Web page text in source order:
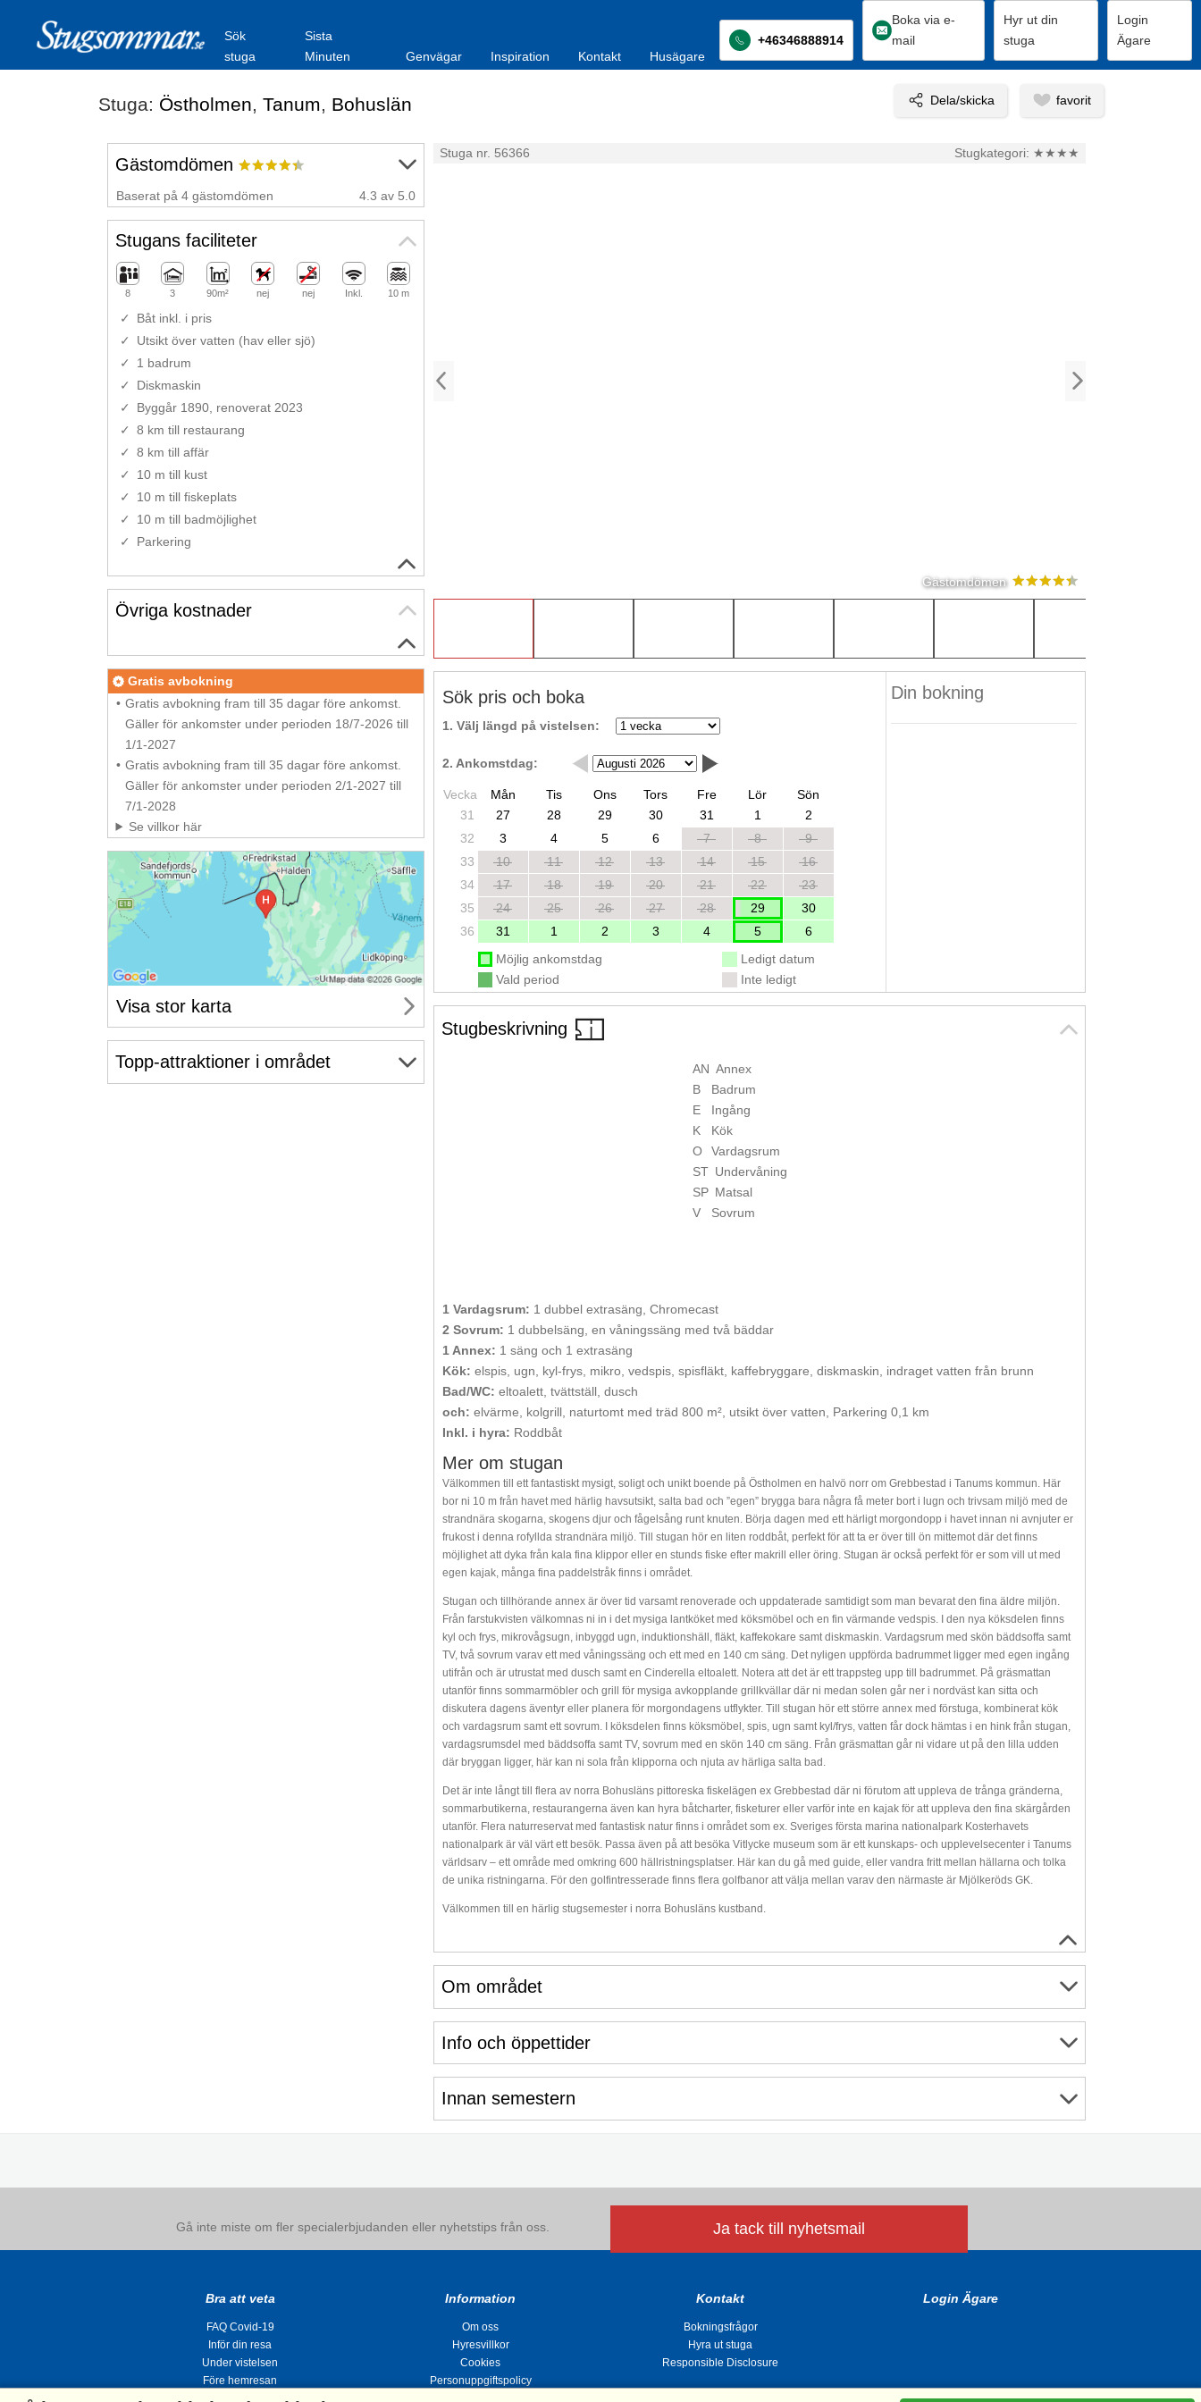
Sök
stuga
Sista
Minuten
Genvägar Inspiration Kontakt Husägare
+46346888914
Boka via e-
mail
Hyr ut din
stuga
Login
Ägare
Stuga: Östholmen, Tanum, Bohuslän
Stuga nr. 56366 Stugkategori: ★★★★
Gästomdömen
Sök pris och boka
1. Välj längd på vistelsen:
2. Ankomstdag:
Vecka Mån Tis Ons Tors Fre Lör
Sön
31
27 28 29 30 31 1
2
32
3 4 5 6 7 8
9
33
10 11 12 13 14 15
16
34
17 18 19 20 21 22
23
35
24 25 26 27 28 29
30
36
31 1 2 3 4 5
6
Möjlig ankomstdag
Vald period
Ledigt datum
Inte ledigt
Din bokning
Stugbeskrivning
AN Annex
B
Badrum
E
Ingång
K
Kök
O
Vardagsrum
ST Undervåning
SP Matsal
V
Sovrum
1 Vardagsrum: 1 dubbel extrasäng, Chromecast
2 Sovrum: 1 dubbelsäng, en våningssäng med två bäddar
1 Annex: 1 säng och 1 extrasäng
Kök: elspis, ugn, kyl-frys, mikro, vedspis, spisfläkt, kaffebryggare, diskmaskin, indraget vatten från brunn
Bad/WC: eltoalett, tvättställ, dusch
och: elvärme, kolgrill, naturtomt med träd 800 m², utsikt över vatten, Parkering 0,1 km
Inkl. i hyra: Roddbåt
Mer om stugan
Välkommen till ett fantastiskt mysigt, soligt och unikt boende på Östholmen en halvö norr om Grebbestad i Tanums kommun. Här
bor ni 10 m från havet med härlig havsutsikt, salta bad och ”egen” brygga bara några få meter bort i lugn och trivsam miljö med de
strandnära skogarna, skogens djur och fågelsång runt knuten. Börja dagen med ett härligt morgondopp i havet innan ni avnjuter er
frukost i denna rofyllda strandnära miljö. Till stugan hör en liten roddbåt, perfekt för att ta er över till ön mittemot där det finns
möjlighet att dyka från kala fina klippor eller en stunds fiske efter makrill eller öring. Stugan är också perfekt för er som vill ut med
egen kajak, många fina paddelstråk finns i området.
Stugan och tillhörande annex är över tid varsamt renoverade och uppdaterade samtidigt som man bevarat den fina äldre miljön.
Från farstukvisten välkomnas ni in i det mysiga lantköket med köksmöbel och en fin värmande vedspis. I den nya köksdelen finns
kyl och frys, mikrovågsugn, inbyggd ugn, induktionshäll, fläkt, kaffekokare samt diskmaskin. Vardagsrum med skön bäddsoffa samt
TV, två sovrum varav ett med våningssäng och ett med en 140 cm säng. Det nyligen uppförda badrummet ligger med egen ingång
utifrån och är utrustat med dusch samt en Cinderella eltoalett. Notera att det är ett trappsteg upp till badrummet. På gräsmattan
utanför finns sommarmöbler och grill för mysiga avkopplande grillkvällar där ni medan solen går ner i nordväst kan sitta och
diskutera dagens äventyr eller planera för morgondagens utflykter. Till stugan hör ett större annex med förstuga, kombinerat kök
och vardagsrum samt ett sovrum. I köksdelen finns köksmöbel, spis, ugn samt kyl/frys, vatten får dock hämtas i en hink från stugan,
vardagsrumsdel med bäddsoffa samt TV, sovrum med en skön 140 cm säng. Från gräsmattan går ni vidare ut på den lilla udden
där bryggan ligger, här kan ni sola från klipporna och njuta av härliga salta bad.
Det är inte långt till flera av norra Bohusläns pittoreska fiskelägen ex Grebbestad där ni förutom att uppleva de trånga gränderna,
sommarbutikerna, restaurangerna även kan hyra båtcharter, fisketurer eller varför inte en kajak för att uppleva den fina skärgården
utanför. Flera naturreservat med fantastisk natur finns i området som ex. Sveriges första marina nationalpark Kosterhavets
nationalpark är väl värt ett besök. Passa även på att besöka Vitlycke museum som är ett kunskaps- och upplevelsecenter i Tanums
världsarv – ett område med omkring 600 hällristningsplatser. Här kan du gå med guide, eller vandra fritt mellan hällarna och tolka
de unika ristningarna. För den golfintresserade finns flera golfbanor att välja mellan varav den närmaste är Mjölkeröds GK.
Välkommen till en härlig stugsemester i norra Bohusläns kustband.
Om området
Info och öppettider
Innan semestern
Gästomdömen
Baserat på 4 gästomdömen 4.3 av 5.0
Stugans faciliteter
8 3 90m² nej nej Inkl. 10 m
Båt inkl. i pris
Utsikt över vatten (hav eller sjö)
1 badrum
Diskmaskin
Byggår 1890, renoverat 2023
8 km till restaurang
8 km till affär
10 m till kust
10 m till fiskeplats
10 m till badmöjlighet
Parkering
Övriga kostnader
Gratis avbokning
Gratis avbokning fram till 35 dagar före ankomst.
Gäller för ankomster under perioden 18/7-2026 till
1/1-2027
Gratis avbokning fram till 35 dagar före ankomst.
Gäller för ankomster under perioden 2/1-2027 till
7/1-2028
Se villkor här
Visa stor karta
Topp-attraktioner i området
Gå inte miste om fler specialerbjudanden eller nyhetstips från oss. Ja tack till nyhetsmail
Bra att veta
FAQ Covid-19
Inför din resa
Under vistelsen
Före hemresan
Information
Om oss
Hyresvillkor
Cookies
Personuppgiftspolicy
Kontakt
Bokningsfrågor
Hyra ut stuga
Responsible Disclosure
Login Ägare